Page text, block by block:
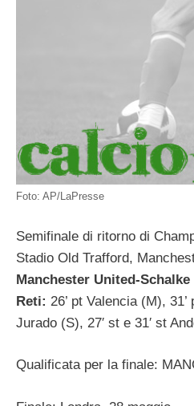
Foto: AP/LaPresse
Semifinale di ritorno di
Stadio Old Trafford,
Manchester United-Schalke
Reti: 26’ pt Valencia (M),
Jurado (S), 27′ st e 31′ st
Qualificata per la finale: